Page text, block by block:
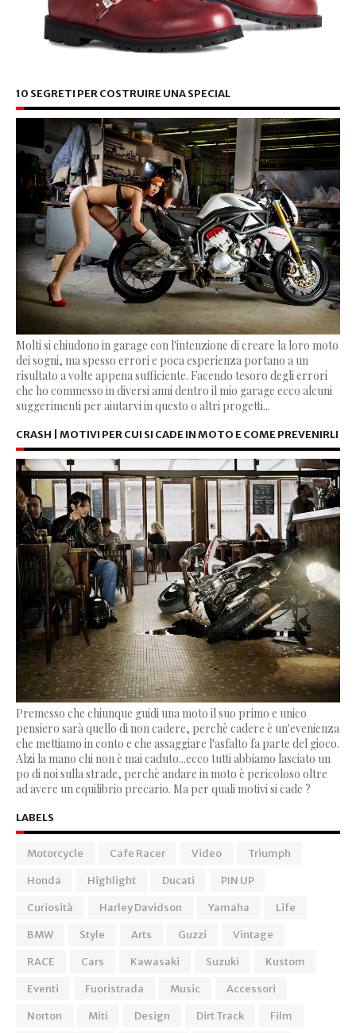
10 SEGRETI PER COSTRUIRE UNA SPECIAL
Molti si chiudono in garage con l'intenzione di creare la loro moto
dei sogni, ma spesso errori e poca esperienza portano a un
risultato a volte appena sufficiente. Facendo tesoro degli errori
che ho commesso in diversi anni dentro il mio garage ecco alcuni
suggerimenti per aiutarvi in questo o altri progetti...
CRASH | MOTIVI PER CUI SI CADE IN MOTO E COME PREVENIRLI
Premesso che chiunque guidi una moto il suo primo e unico
pensiero sarà quello di non cadere, perchè cadere è un'evenienza
che mettiamo in conto e che assaggiare l'asfalto fa parte del gioco.
Alzi la mano chi non è mai caduto...ecco tutti abbiamo lasciato un
po di noi sulla strade, perchè andare in moto è pericoloso oltre
ad avere un equilibrio precario. Ma per quali motivi si cade ?
LABELS
Motorcycle Cafe Racer Video
Triumph
Honda
Highlight Ducati
PIN UP
Curiosità
Harley Davidson Yamaha
Life
BMW
Style Arts Guzzi
Vintage
RACE
Cars Kawasaki Suzuki
Kustom
Eventi
Fuoristrada Music
Accessori
Norton
Miti Design Dirt Track
Film